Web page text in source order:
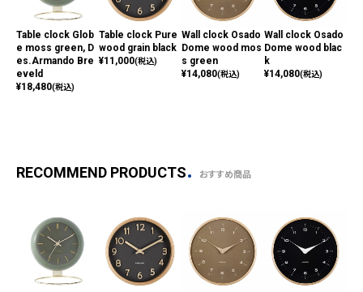
Table clock Glob
e moss green, D
es.Armando Bre
eveld
¥18,480(税込)
Table clock Pure
wood grain black
¥11,000(税込)
Wall clock Osado
Dome wood mos
s green
¥14,080(税込)
Wall clock Osado
Dome wood blac
k
¥14,080(税込)
RECOMMEND PRODUCTS おすすめ商品